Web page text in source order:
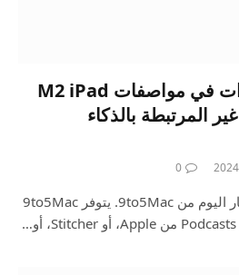
4 يونيو 2024 – تغييرات في مواصفات M2 iPad
Air وميزات iOS 18 غير المرتبطة بالذكاء
0
استمع إلى ملخص لأهم أخبار اليوم من 9to5Mac. يتوفر 9to5Mac